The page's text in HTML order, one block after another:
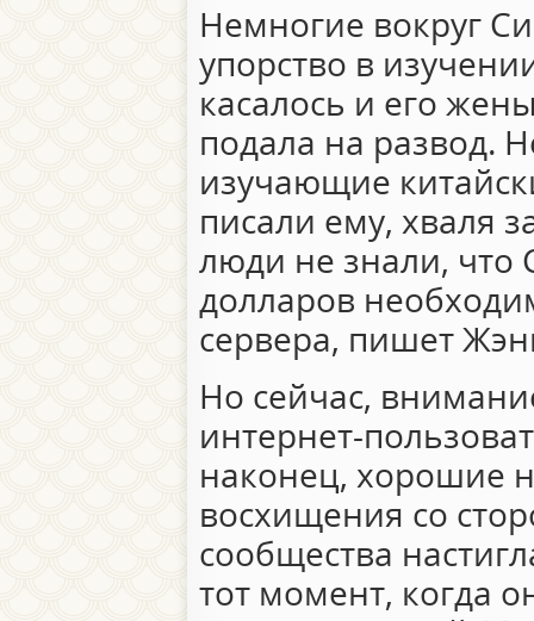
Немногие вокруг
упорство в
касалось и его
подала на развод.
изучающие
писали ему, хваля
люди не знали, что
долларов
сервера, пишет
Но сейчас,
интернет-
наконец, хорошие
восхищения со
сообщества
тот момент, когда